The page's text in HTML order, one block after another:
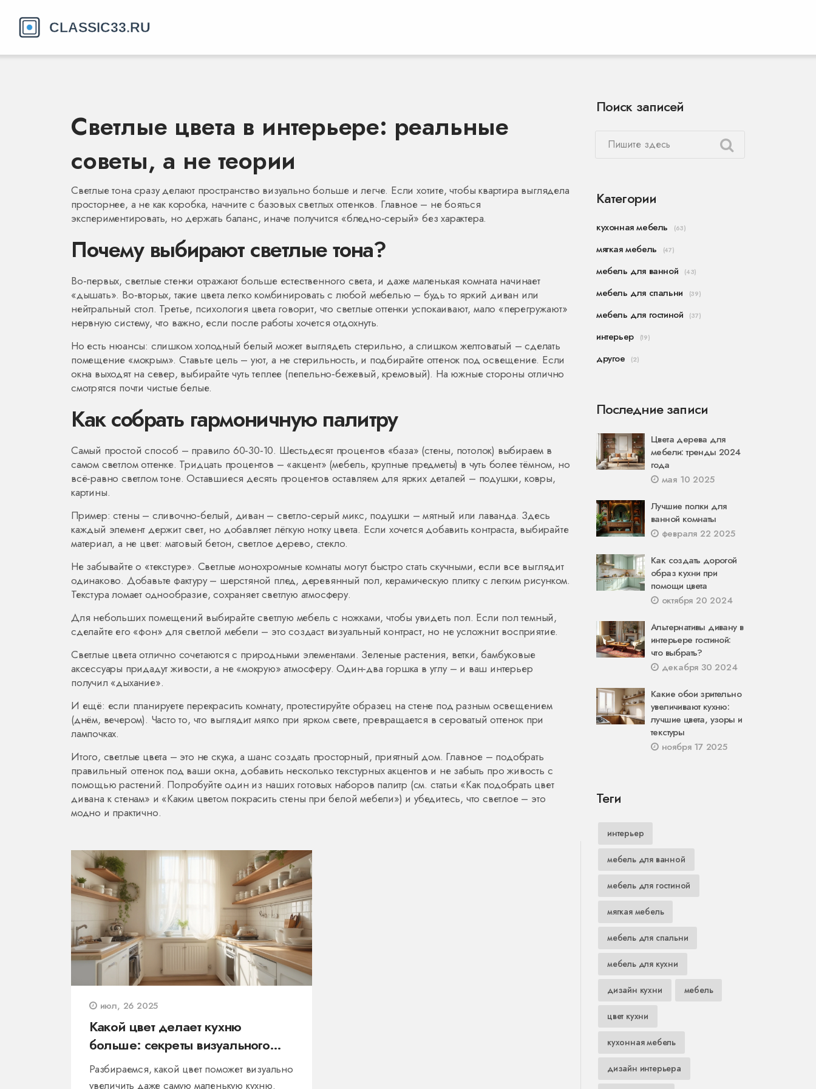
Светлые цвета в интерьере: реальные
советы, а не теории
Светлые тона сразу делают пространство визуально больше и легче. Если хотите, чтобы квартира выглядела
просторнее, а не как коробка, начните с базовых светлых оттенков. Главное – не бояться
экспериментировать, но держать баланс, иначе получится «бледно‑серый» без характера.
Почему выбирают светлые тона?
Во‑первых, светлые стенки отражают больше естественного света, и даже маленькая комната начинает
«дышать». Во‑вторых, такие цвета легко комбинировать с любой мебелью – будь то яркий диван или
нейтральный стол. Третье, психология цвета говорит, что светлые оттенки успокаивают, мало «перегружают»
нервную систему, что важно, если после работы хочется отдохнуть.
Но есть нюансы: слишком холодный белый может выглядеть стерильно, а слишком желтоватый – сделать
помещение «мокрым». Ставьте цель – уют, а не стерильность, и подбирайте оттенок под освещение. Если
окна выходят на север, выбирайте чуть теплее (пепельно‑бежевый, кремовый). На южные стороны отлично
смотрятся почти чистые белые.
Как собрать гармоничную палитру
Самый простой способ – правило 60‑30‑10. Шестьдесят процентов «база» (стены, потолок) выбираем в
самом светлом оттенке. Тридцать процентов – «акцент» (мебель, крупные предметы) в чуть более тёмном, но
всё‑равно светлом тоне. Оставшиеся десять процентов оставляем для ярких деталей – подушки, ковры,
картины.
Пример: стены – сливочно‑белый, диван – светло‑серый микс, подушки – мятный или лаванда. Здесь
каждый элемент держит свет, но добавляет лёгкую нотку цвета. Если хочется добавить контраста, выбирайте
материал, а не цвет: матовый бетон, светлое дерево, стекло.
Не забывайте о «текстуре». Светлые монохромные комнаты могут быстро стать скучными, если все выглядит
одинаково. Добавьте фактуру – шерстяной плед, деревянный пол, керамическую плитку с легким рисунком.
Текстура ломает однообразие, сохраняет светлую атмосферу.
Для небольших помещений выбирайте светлую мебель с ножками, чтобы увидеть пол. Если пол темный,
сделайте его «фон» для светлой мебели – это создаст визуальный контраст, но не усложнит восприятие.
Светлые цвета отлично сочетаются с природными элементами. Зеленые растения, ветки, бамбуковые
аксессуары придадут живости, а не «мокрую» атмосферу. Один‑два горшка в углу – и ваш интерьер
получил «дыхание».
И ещё: если планируете перекрасить комнату, протестируйте образец на стене под разным освещением
(днём, вечером). Часто то, что выглядит мягко при ярком свете, превращается в сероватый оттенок при
лампочках.
Итого, светлые цвета – это не скука, а шанс создать просторный, приятный дом. Главное – подобрать
правильный оттенок под ваши окна, добавить несколько текстурных акцентов и не забыть про живость с
помощью растений. Попробуйте один из наших готовых наборов палитр (см. статьи «Как подобрать цвет
дивана к стенам» и «Каким цветом покрасить стены при белой мебели») и убедитесь, что светлое – это
модно и практично.
июл, 26 2025
Какой цвет делает кухню
больше: секреты визуального
увеличения пространства
Разбираемся, какой цвет поможет визуально
увеличить даже самую маленькую кухню.
Поиск записей
Категории
кухонная мебель (63)
мягкая мебель (47)
мебель для ванной (43)
мебель для спальни (39)
мебель для гостиной (37)
интерьер (19)
другое (2)
Последние записи
Цвета дерева для
мебели: тренды 2024
года
мая 10 2025
Лучшие полки для
ванной комнаты
февраля 22 2025
Как создать дорогой
образ кухни при
помощи цвета
октября 20 2024
Альтернативы дивану в
интерьере гостиной:
что выбрать?
декабря 30 2024
Какие обои зрительно
увеличивают кухню:
лучшие цвета, узоры и
текстуры
ноября 17 2025
Теги
интерьер
мебель для ванной
мебель для гостиной
мягкая мебель
мебель для спальни
мебель для кухни
дизайн кухни мебель
цвет кухни
кухонная мебель
дизайн интерьера